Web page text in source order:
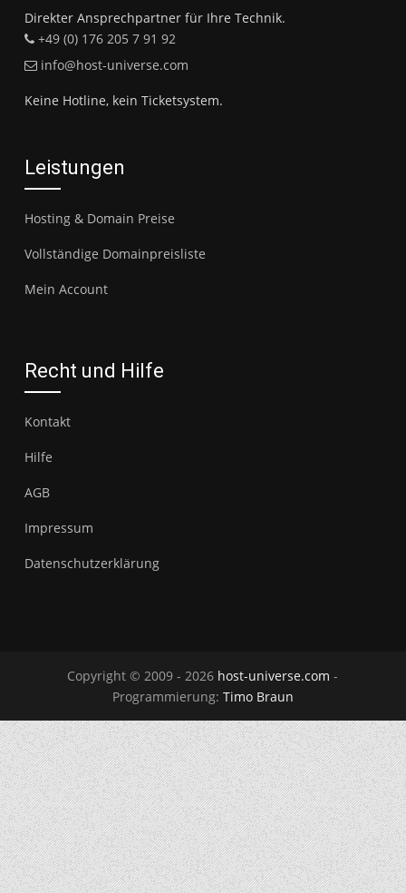
Direkter Ansprechpartner für Ihre Technik.
+49 (0) 176 205 7 91 92
info@host-universe.com
Keine Hotline, kein Ticketsystem.
Leistungen
Hosting & Domain Preise
Vollständige Domainpreisliste
Mein Account
Recht und Hilfe
Kontakt
Hilfe
AGB
Impressum
Datenschutzerklärung
Copyright © 2009 - 2026 host-universe.com -
Programmierung: Timo Braun